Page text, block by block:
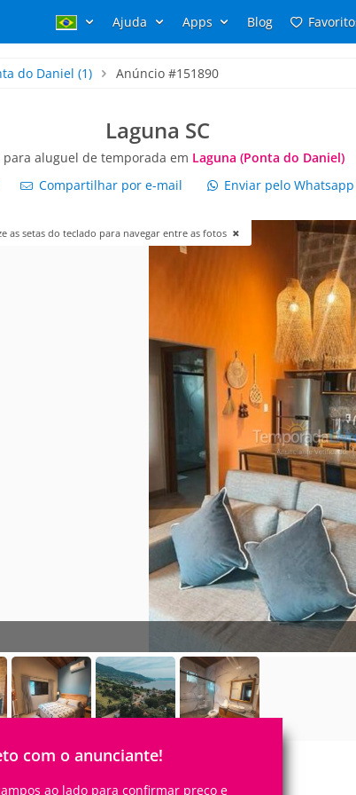
Ajuda Apps Blog
do Daniel (1) Anúncio #151890
Laguna SC
para aluguel de temporada em Laguna (Ponta do Daniel)
Compartilhar por e-mail Enviar pelo
com o anunciante!
ao lado para confirmar preço e
as setas do teclado para navegar entre as fotos